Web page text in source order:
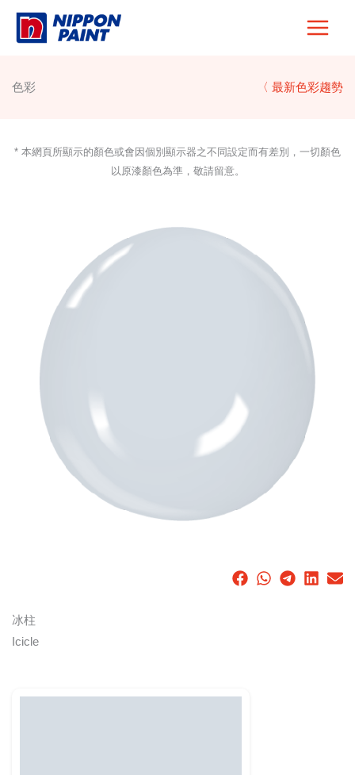
Skip
色彩 〈 最新色彩趨勢
* 本網頁所顯示的顏色或會因個別顯示器之不同設定而有差別，一切顏色
以原漆顏色為準，敬請留意。
冰柱
Icicle